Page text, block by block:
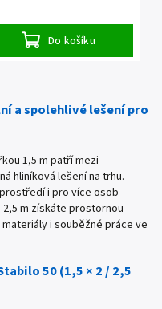
Do košíku
a spolehlivé lešení pro
1,5 m patří mezi
hliníková lešení na trhu.
i pro více osob
2,5 m získáte prostornou
i souběžné práce ve
50 (1,5 × 2 / 2,5